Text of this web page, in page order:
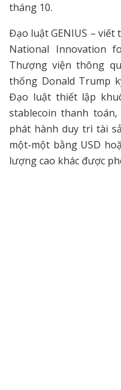
tháng 10.
Đạo luật GENIUS – viết
National Innovation
Thượng viện thông
thống Donald Trump
Đạo luật thiết lập
stablecoin thanh
phát hành duy trì tài
một-một bằng USD
lượng cao khác được